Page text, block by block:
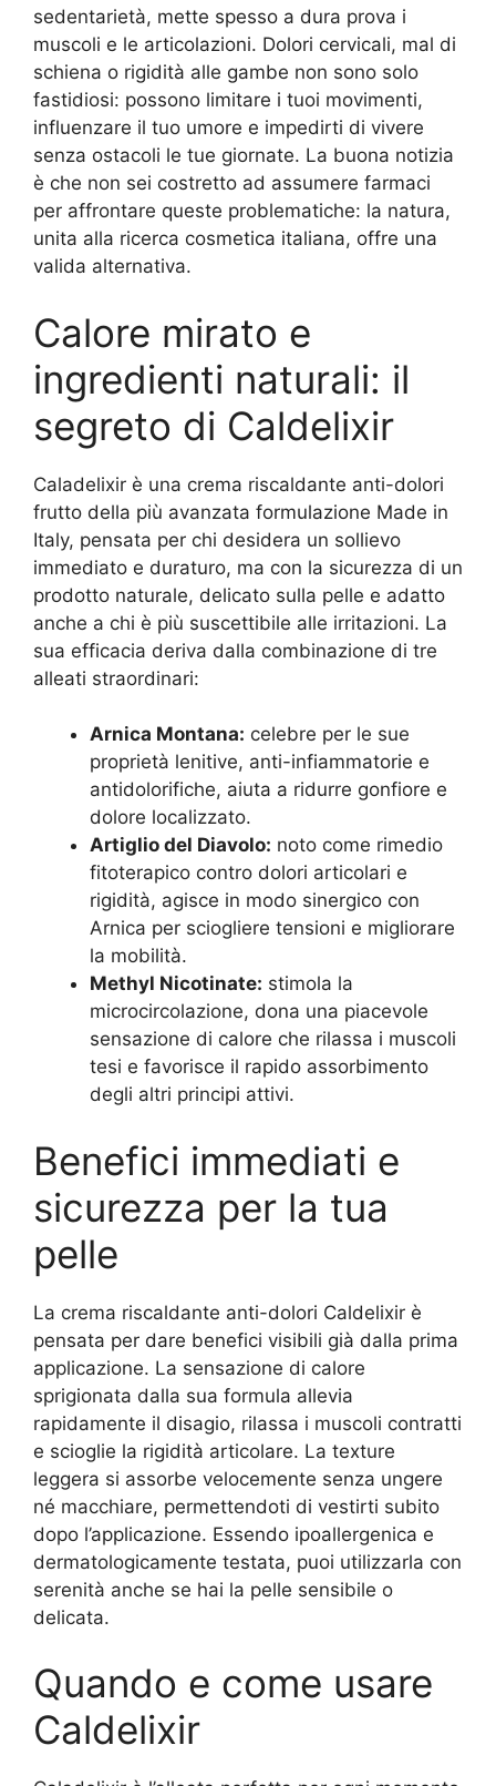
sedentarietà, mette spesso a dura prova i
muscoli e le articolazioni. Dolori cervicali, mal di
schiena o rigidità alle gambe non sono solo
fastidiosi: possono limitare i tuoi movimenti,
influenzare il tuo umore e impedirti di vivere
senza ostacoli le tue giornate. La buona notizia
è che non sei costretto ad assumere farmaci
per affrontare queste problematiche: la natura,
unita alla ricerca cosmetica italiana, offre una
valida alternativa.
Calore mirato e
ingredienti naturali: il
segreto di Caldelixir
Caladelixir è una crema riscaldante anti-dolori
frutto della più avanzata formulazione Made in
Italy, pensata per chi desidera un sollievo
immediato e duraturo, ma con la sicurezza di un
prodotto naturale, delicato sulla pelle e adatto
anche a chi è più suscettibile alle irritazioni. La
sua efficacia deriva dalla combinazione di tre
alleati straordinari:
Arnica Montana: celebre per le sue
proprietà lenitive, anti-infiammatorie e
antidolorifiche, aiuta a ridurre gonfiore e
dolore localizzato.
Artiglio del Diavolo: noto come rimedio
fitoterapico contro dolori articolari e
rigidità, agisce in modo sinergico con
Arnica per sciogliere tensioni e migliorare
la mobilità.
Methyl Nicotinate: stimola la
microcircolazione, dona una piacevole
sensazione di calore che rilassa i muscoli
tesi e favorisce il rapido assorbimento
degli altri principi attivi.
Benefici immediati e
sicurezza per la tua
pelle
La crema riscaldante anti-dolori Caldelixir è
pensata per dare benefici visibili già dalla prima
applicazione. La sensazione di calore
sprigionata dalla sua formula allevia
rapidamente il disagio, rilassa i muscoli contratti
e scioglie la rigidità articolare. La texture
leggera si assorbe velocemente senza ungere
né macchiare, permettendoti di vestirti subito
dopo l’applicazione. Essendo ipoallergenica e
dermatologicamente testata, puoi utilizzarla con
serenità anche se hai la pelle sensibile o
delicata.
Quando e come usare
Caldelixir